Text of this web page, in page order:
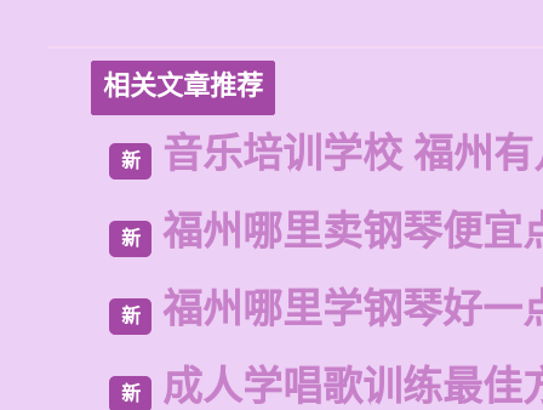
相关文章推荐
新 音乐培训学校 福州
新 福州哪里卖钢琴便宜
新 福州哪里学钢琴好一
新 成人学唱歌训练最佳